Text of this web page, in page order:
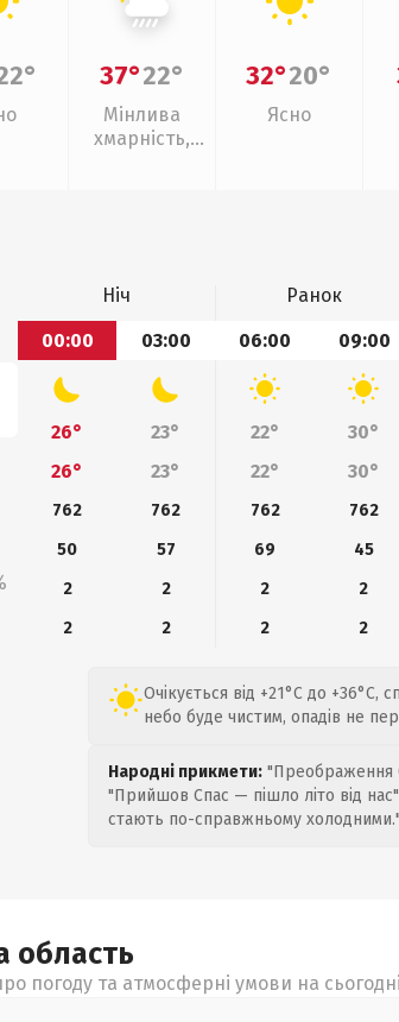
37°22°
Мінлива
хмарність,
32°20°
Ясно
Ніч Ранок
00:00
03:00 06:00 09:00
26° 23° 22° 30°
26°
23° 22° 30°
762 762 762 762
50
57 69 45
2
2 2 2
2
2 2 2
Очікується від +21°C до
небо буде чистим, опадів не
Народні прикмети: "Преображення
"Прийшов Спас — пішло літо від
стають по-справжньому холодними."
область
погоду та атмосферні умови на сьогодні